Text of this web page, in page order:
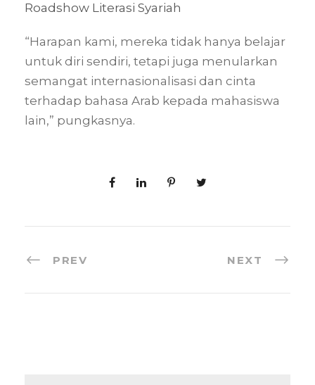
Roadshow Literasi Syariah
“Harapan kami, mereka tidak hanya belajar
untuk diri sendiri, tetapi juga menularkan
semangat internasionalisasi dan cinta
terhadap bahasa Arab kepada mahasiswa
lain,” pungkasnya.
PREV NEXT